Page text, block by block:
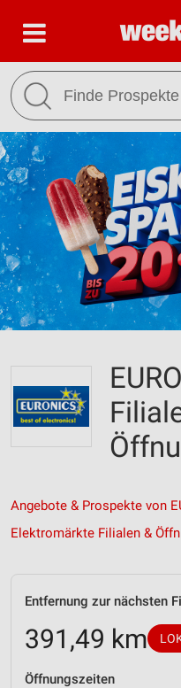
Angebote & Prospekte von
Elektromärkte Filialen &
Entfernung zur nächsten
391,49 km
Öffnungszeiten